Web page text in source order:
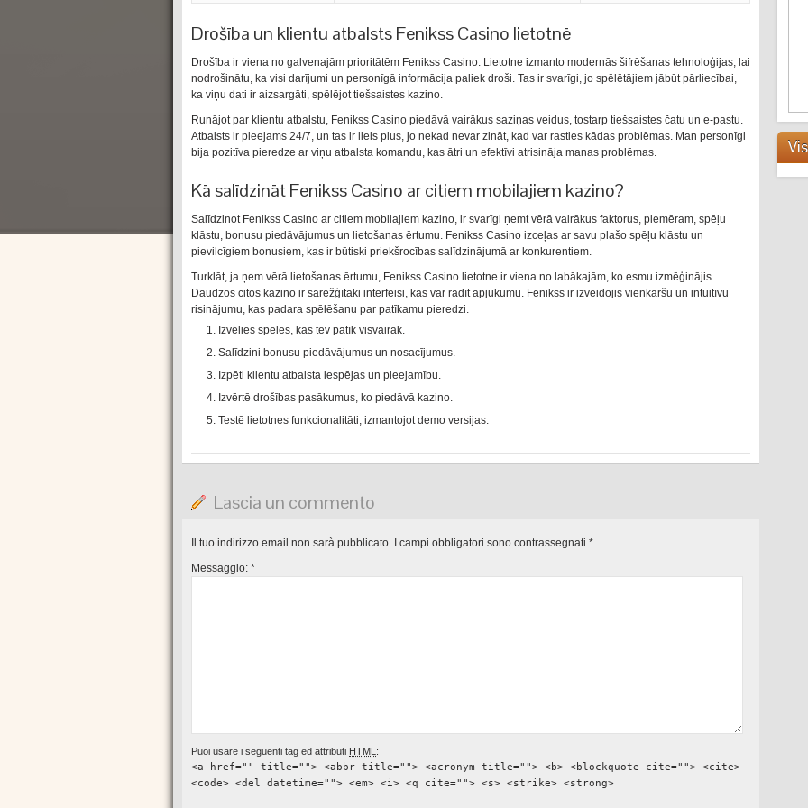
Drošība un klientu atbalsts Fenikss Casino lietotnē
Drošība ir viena no galvenajām prioritātēm Fenikss Casino. Lietotne izmanto modernās šifrēšanas tehnoloģijas, lai
nodrošinātu, ka visi darījumi un personīgā informācija paliek droši. Tas ir svarīgi, jo spēlētājiem jābūt pārliecībai,
ka viņu dati ir aizsargāti, spēlējot tiešsaistes kazino.
Runājot par klientu atbalstu, Fenikss Casino piedāvā vairākus saziņas veidus, tostarp tiešsaistes čatu un e-pastu.
Atbalsts ir pieejams 24/7, un tas ir liels plus, jo nekad nevar zināt, kad var rasties kādas problēmas. Man personīgi
bija pozitīva pieredze ar viņu atbalsta komandu, kas ātri un efektīvi atrisināja manas problēmas.
Kā salīdzināt Fenikss Casino ar citiem mobilajiem kazino?
Salīdzinot Fenikss Casino ar citiem mobilajiem kazino, ir svarīgi ņemt vērā vairākus faktorus, piemēram, spēļu
klāstu, bonusu piedāvājumus un lietošanas ērtumu. Fenikss Casino izceļas ar savu plašo spēļu klāstu un
pievilcīgiem bonusiem, kas ir būtiski priekšrocības salīdzinājumā ar konkurentiem.
Turklāt, ja ņem vērā lietošanas ērtumu, Fenikss Casino lietotne ir viena no labākajām, ko esmu izmēģinājis.
Daudzos citos kazino ir sarežģītāki interfeisi, kas var radīt apjukumu. Fenikss ir izveidojis vienkāršu un intuitīvu
risinājumu, kas padara spēlēšanu par patīkamu pieredzi.
Izvēlies spēles, kas tev patīk visvairāk.
Salīdzini bonusu piedāvājumus un nosacījumus.
Izpēti klientu atbalsta iespējas un pieejamību.
Izvērtē drošības pasākumus, ko piedāvā kazino.
Testē lietotnes funkcionalitāti, izmantojot demo versijas.
Lascia un commento
Il tuo indirizzo email non sarà pubblicato. I campi obbligatori sono contrassegnati *
Messaggio: *
Puoi usare i seguenti tag ed attributi HTML :
<a href="" title=""> <abbr title=""> <acronym title=""> <b> <blockquote cite=""> <cite>
<code> <del datetime=""> <em> <i> <q cite=""> <s> <strike> <strong>